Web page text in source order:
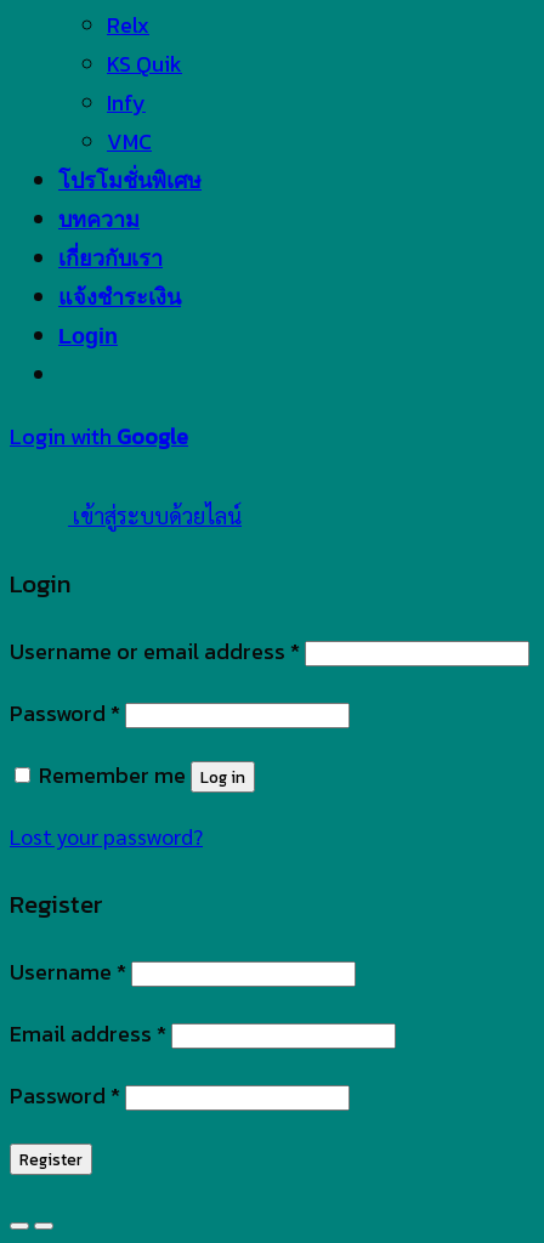
Relx
KS Quik
Infy
VMC
โปรโมชั่นพิเศษ
บทความ
เกี่ยวกับเรา
แจ้งชำระเงิน
Login
Login with Google
เข้าสู่ระบบด้วยไลน์
Login
Username or email address *
Password *
Remember me
Log in
Lost your password?
Register
Username *
Email address *
Password *
Register